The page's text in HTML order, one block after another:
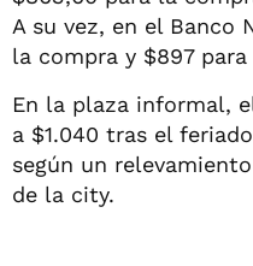
A su vez, en el Banco
la compra y $897
En la plaza informal,
a $1.040 tras el
según un
de la city.